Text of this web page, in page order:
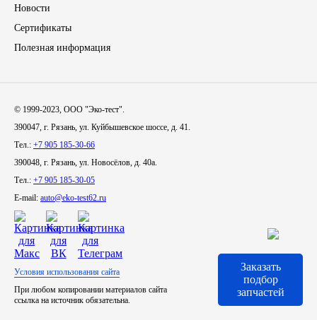
Иномарки
УАЗ
УРАЛ
Новости
Сертификаты
Полезная информация
© 1999-2023, ООО "Эко-тест".
390047, г. Рязань, ул. Куйбышевское шоссе, д. 41.
Тел.: +7 905 185-30-66
390048, г. Рязань, ул. Новосёлов, д. 40а.
Тел.: +7 905 185-30-05
E-mail: auto@eko-test62.ru
Условия использования сайта
При любом копировании материалов сайта
ссылка на источник обязательна.
Заказать
подбор
запчастей